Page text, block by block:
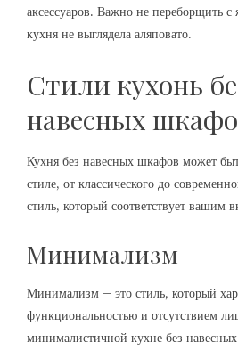
аксессуаров. Важно не переборщить
кухня не выглядела аляповато.
Стили кухонь
навесных
Кухня без навесных шкафов может
стиле, от классического до
стиль, который соответствует вашим
Минимализм
Минимализм – это стиль, который
функциональностью и отсутствием
минималистичной кухне без